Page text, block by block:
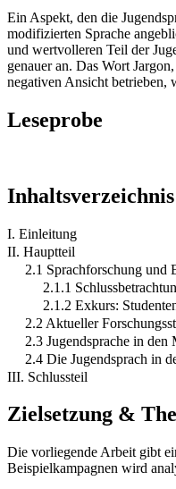
Ein Aspekt, den die
modifizierten Sprache
und wertvolleren Teil der
genauer an. Das Wort
negativen Ansicht betrieben,
Leseprobe
Inhaltsverzeichnis
I. Einleitung
II. Hauptteil
2.1 Sprachforschung und
2.1.1
2.1.2 Exkurs:
2.2 Aktueller
2.3 Jugendsprache in den
2.4 Die Jugendsprach in
III. Schlussteil
Zielsetzung &
Die vorliegende Arbeit gibt
Beispielkampagnen wird